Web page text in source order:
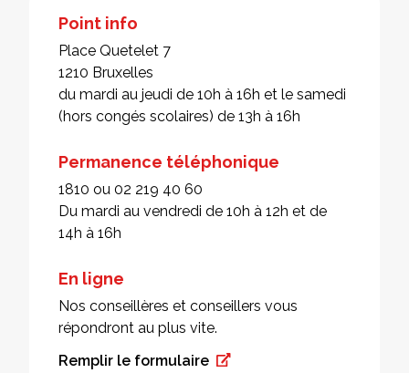
Point info
Place Quetelet 7
1210 Bruxelles
du mardi au jeudi de 10h à 16h et le samedi
(hors congés scolaires) de 13h à 16h
Permanence téléphonique
1810 ou 02 219 40 60
Du mardi au vendredi de 10h à 12h et de
14h à 16h
En ligne
Nos conseillères et conseillers vous
répondront au plus vite.
Remplir le formulaire